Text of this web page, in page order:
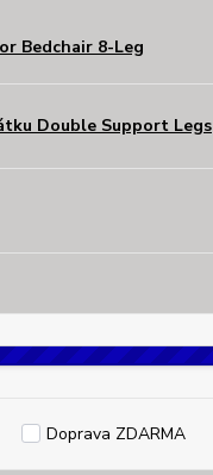
Bedchair 8-Leg
Double Support Legs
Doprava ZDARMA